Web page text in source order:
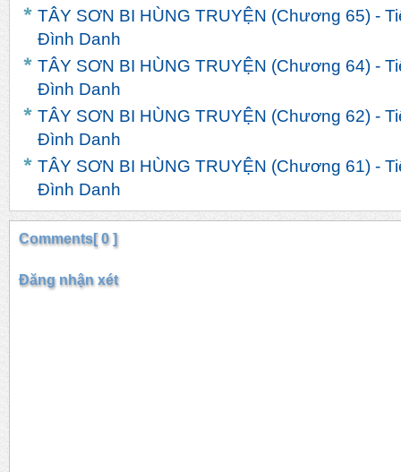
TÂY SƠN BI HÙNG TRUYỆN (Chương 65) -
Đình Danh
TÂY SƠN BI HÙNG TRUYỆN (Chương 64) -
Đình Danh
TÂY SƠN BI HÙNG TRUYỆN (Chương 62) -
Đình Danh
TÂY SƠN BI HÙNG TRUYỆN (Chương 61) -
Đình Danh
Comments[ 0 ]
Đăng nhận xét